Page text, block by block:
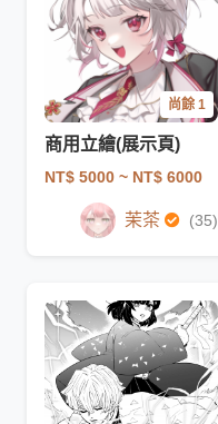
尚餘 1
商用立繪(展示頁)
NT$ 5000 ~ NT$ 6000
茉茶 (35)